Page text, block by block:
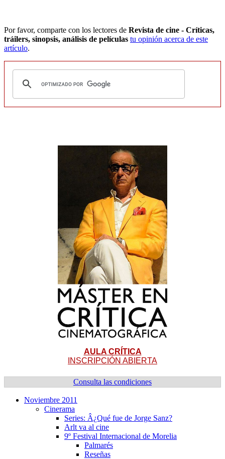
Por favor, comparte con los lectores de Revista de cine - Críticas,
tráilers, sinopsis, análisis de películas tu opinión acerca de este
artículo.
AULA CRÍTICA
INSCRIPCIÓN ABIERTA
Consulta las condiciones
Noviembre 2011
Cinerama
Series: Â¿Qué fue de Jorge Sanz?
Arlt va al cine
9º Festival Internacional de Morelia
Palmarés
Reseñas